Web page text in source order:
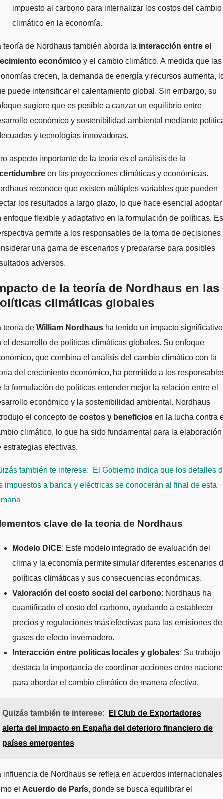
impuesto al carbono para internalizar los costos del cambio
climático en la economía.
teoría de Nordhaus también aborda la interacción entre el
económico y el cambio climático. A medida que las
crecen, la demanda de energía y recursos aumenta,
puede intensificar el calentamiento global. Sin embargo, su
sugiere que es posible alcanzar un equilibrio entre
económico y sostenibilidad ambiental mediante
y tecnologías innovadoras.
aspecto importante de la teoría es el análisis de la
en las proyecciones climáticas y económicas.
reconoce que existen múltiples variables que pueden
los resultados a largo plazo, lo que hace esencial adoptar
enfoque flexible y adaptativo en la formulación de políticas.
permite a los responsables de la toma de decisiones
una gama de escenarios y prepararse para posibles
adversos.
de la teoría de Nordhaus en las
climáticas globales
teoría de William Nordhaus ha tenido un impacto significativo
el desarrollo de políticas climáticas globales. Su enfoque
que combina el análisis del cambio climático con la
del crecimiento económico, ha permitido a los
la formulación de políticas entender mejor la relación entre el
económico y la sostenibilidad ambiental. Nordhaus
el concepto de costos y beneficios en la lucha contra
climático, lo que ha sido fundamental para la elaboración
estrategias efectivas.
también te interese:
El Gobierno indica que los detalles
impuestos a banca y eléctricas se conocerán al final de esta
clave de la teoría de Nordhaus
Modelo DICE: Este modelo integrado de evaluación del
clima y la economía permite simular diferentes escenarios
políticas climáticas y sus consecuencias económicas.
Valoración del costo social del carbono: Nordhaus ha
cuantificado el costo del carbono, ayudando a establecer
precios y regulaciones más efectivas para las emisiones de
gases de efecto invernadero.
Interacción entre políticas locales y globales: Su trabajo
destaca la importancia de coordinar acciones entre
para abordar el cambio climático de manera efectiva.
Quizás también te interese:
El Club de Exportadores
alerta del impacto en España del deterioro financiero de
países emergentes
influencia de Nordhaus se refleja en acuerdos internacionales
el Acuerdo de París, donde se busca equilibrar el